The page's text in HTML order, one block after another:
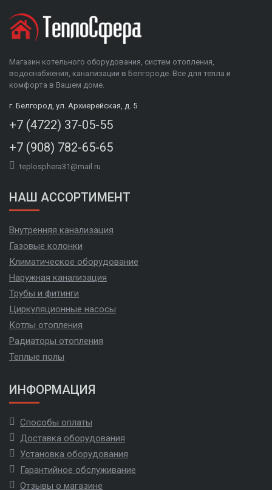
Магазин котельного оборудования, систем отопления,
водоснабжения, канализации в Белгороде. Все для тепла и
комфорта в Вашем доме.
г. Белгород, ул. Архиерейская, д. 5
+7 (4722) 37-05-55
+7 (908) 782-65-65
teplosphera31@mail.ru
НАШ АССОРТИМЕНТ
Внутренняя канализация
Газовые колонки
Климатическое оборудование
Наружная канализация
Трубы и фитинги
Циркуляционные насосы
Котлы отопления
Радиаторы отопления
Теплые полы
ИНФОРМАЦИЯ
Способы оплаты
Доставка оборудования
Установка оборудования
Гарантийное обслуживание
Отзывы о магазине